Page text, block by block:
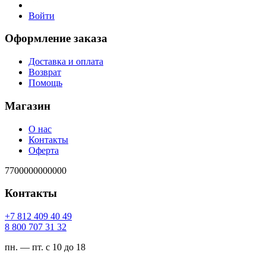
Войти
Оформление заказа
Доставка и оплата
Возврат
Помощь
Магазин
О нас
Контакты
Оферта
7700000000000
Контакты
94 04 904 218 7+
23 13 707 008 8
пн. — пт. с 10 до 18